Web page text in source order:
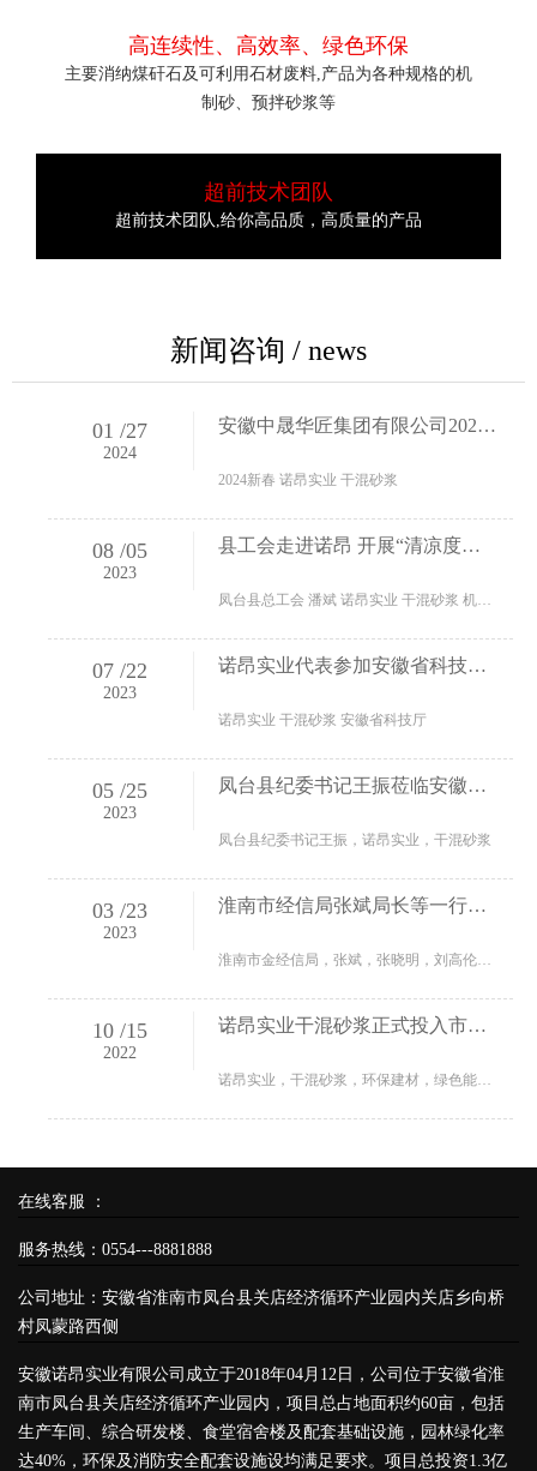
高连续性、高效率、绿色环保
主要消纳煤矸石及可利用石材废料,产品为各种规格的机
制砂、预拌砂浆等
超前技术团队
超前技术团队,给你高品质，高质量的产品
新闻咨询 / news
01 /27
2024
安徽中晟华匠集团有限公司2023年度工作总结暨2024年新春年会
2024新春 诺昂实业 干混砂浆
08 /05
2023
县工会走进诺昂 开展“清凉度盛夏 安康伴我行“活动
凤台县总工会 潘斌 诺昂实业 干混砂浆 机制砂
07 /22
2023
诺昂实业代表参加安徽省科技厅与市政府组织召开安徽“双创汇”·走进淮南活动
诺昂实业 干混砂浆 安徽省科技厅
05 /25
2023
凤台县纪委书记王振莅临安徽诺昂实业开展调研工作
凤台县纪委书记王振，诺昂实业，干混砂浆
03 /23
2023
淮南市经信局张斌局长等一行人莅临安徽诺昂实业开展调研工作
淮南市金经信局，张斌，张晓明，刘高伦，诺昂实业，干混砂浆
10 /15
2022
诺昂实业干混砂浆正式投入市场，获得客户高度认可
诺昂实业，干混砂浆，环保建材，绿色能源，大宗固废
在线客服 ：
服务热线：0554---8881888
公司地址：安徽省淮南市凤台县关店经济循环产业园内关店乡向桥
村凤蒙路西侧
安徽诺昂实业有限公司成立于2018年04月12日，公司位于安徽省淮
南市凤台县关店经济循环产业园内，项目总占地面积约60亩，包括
生产车间、综合研发楼、食堂宿舍楼及配套基础设施，园林绿化率
达40%，环保及消防安全配套设施设均满足要求。项目总投资1.3亿